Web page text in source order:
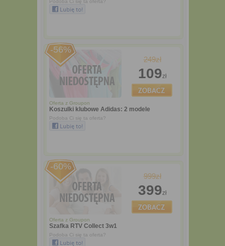
Podoba Ci się ta oferta?
-56%
Oferta z Groupon
Koszulki klubowe Adidas: 2 modele
Podoba Ci się ta oferta?
249zł
109zł
-60%
Oferta z Groupon
Szafka RTV Collect 3w1
Podoba Ci się ta oferta?
999zł
399zł